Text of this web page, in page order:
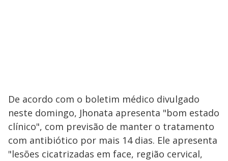
De acordo com o boletim médico divulgado
neste domingo, Jhonata apresenta "bom estado
clínico", com previsão de manter o tratamento
com antibiótico por mais 14 dias. Ele apresenta
"lesões cicatrizadas em face, região cervical,